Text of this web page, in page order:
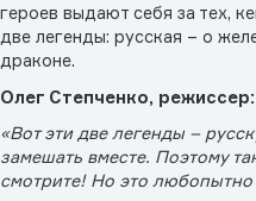
героев выдают себя за тех,
две легенды: русская – о
драконе.
Олег Степченко, режиссер:
«Вот эти две легенды –
замешать вместе. Поэтому
смотрите! Но это